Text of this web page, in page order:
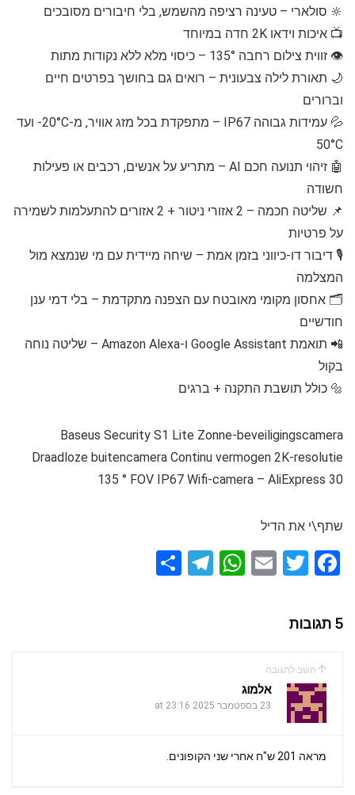
🔆 סולארי – טעינה רציפה מהשמש, בלי חיבורים מסובכים
📺 איכות וידאו 2K חדה במיוחד
👁️ זווית צילום רחבה 135° – כיסוי מלא ללא נקודות מתות
🌙 תאורת לילה צבעונית – רואים גם בחושך בפרטים חיים
וברורים
💦 עמידות גבוהה IP67 – מתפקדת בכל מזג אוויר, מ-20°C- ועד
50°C
🤖 זיהוי תנועה חכם AI – מתריע על אנשים, רכבים או פעילות
חשודה
📌 שליטה חכמה – 2 אזורי ניטור + 2 אזורים להתעלמות לשמירה
על פרטיות
🎙️ דיבור דו-כיווני בזמן אמת – שיחה מיידית עם מי שנמצא מול
המצלמה
🗂️ אחסון מקומי מאובטח עם הצפנה מתקדמת – בלי דמי ענן
חודשיים
📲 תואמת Google Assistant ו-Amazon Alexa – שליטה נוחה
בקול
🔩 כולל תושבת התקנה + ברגים
Baseus Security S1 Lite Zonne-beveiligingscamera
Draadloze buitencamera Continu vermogen 2K-resolutie
135 ° FOV IP67 Wifi-camera – AliExpress 30
שתף\י את הדיל
F
ce
b
o
o
k
T
E
W
p
T
5 תגובות
השב לתגובה
אלמוג
23 בספטמבר 2025 at 23:16
מראה 201 ש"ח אחרי שני הקופונים.